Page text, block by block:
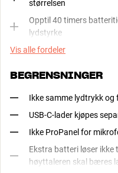
størrelsen
Opptil 40 timers
lydstyrke
Vis alle fordeler
BEGRENSNINGER
Ikke samme lydtrykk og
USB-C-lader kjøpes
Ikke ProPanel for
Ekstra batteri løser
høyttaleren skal bæres